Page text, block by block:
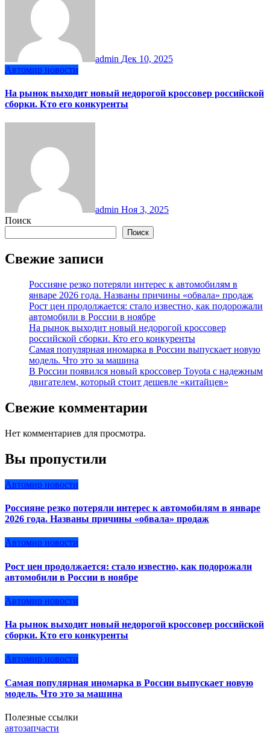
admin Дек 10, 2025
Автомир новости
На рынок выходит новый недорогой кроссовер российской
сборки. Кто его конкуренты
admin Ноя 3, 2025
Поиск
Поиск
Свежие записи
Россияне резко потеряли интерес к автомобилям в
январе 2026 года. Названы причины «обвала» продаж
Рост цен продолжается: стало известно, как подорожали
автомобили в России в ноябре
На рынок выходит новый недорогой кроссовер
российской сборки. Кто его конкуренты
Самая популярная иномарка в России выпускает новую
модель. Что это за машина
В России появился новый кроссовер Toyota с надежным
двигателем, который стоит дешевле «китайцев»
Свежие комментарии
Нет комментариев для просмотра.
Вы пропустили
Автомир новости
Россияне резко потеряли интерес к автомобилям в январе
2026 года. Названы причины «обвала» продаж
Автомир новости
Рост цен продолжается: стало известно, как подорожали
автомобили в России в ноябре
Автомир новости
На рынок выходит новый недорогой кроссовер российской
сборки. Кто его конкуренты
Автомир новости
Самая популярная иномарка в России выпускает новую
модель. Что это за машина
Полезные ссылки
автозапчасти